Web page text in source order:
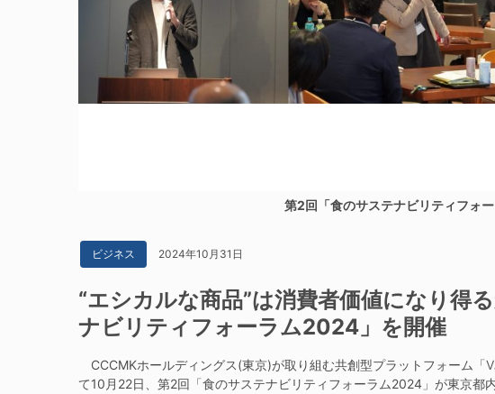
第2回「食のサステナビリティフォ
ビジネス 2024年10月31日
“エシカルな商品”は消費者価値になり得
ナビリティフォーラム2024」を開催
CCCMKホールディングス(東京)が取り組む共創型プラットフォーム「
て10月22日、第2回「食のサステナビリティフォーラム2024」が東京都